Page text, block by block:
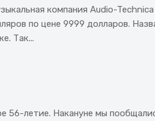
компания Audio-
по цене 9999 долларов.
Так...
летие. Накануне мы